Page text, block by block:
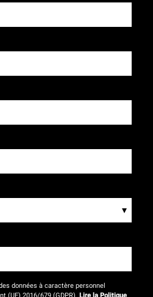
▾
données à caractère personnel